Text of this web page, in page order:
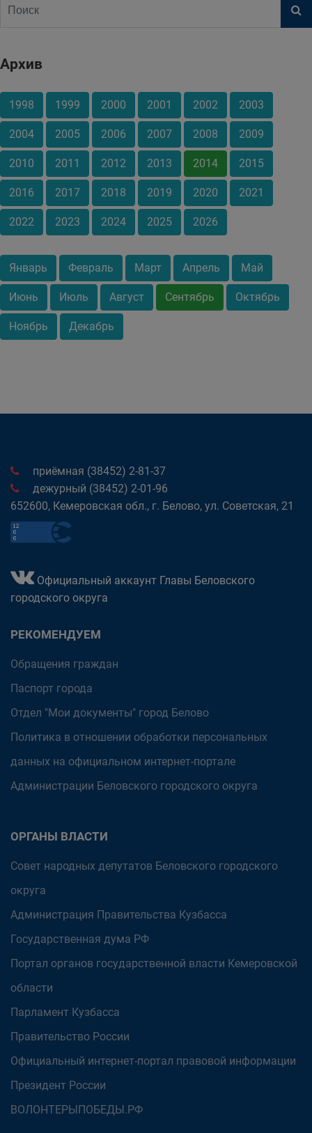
Архив
1998 1999 2000 2001 2002 2003
2004 2005 2006 2007 2008 2009
2010 2011 2012 2013 2014 2015
2016 2017 2018 2019 2020 2021
2022 2023 2024 2025 2026
Январь Февраль Март Апрель Май
Июнь Июль Август Сентябрь Октябрь
Ноябрь Декабрь
приёмная (38452) 2-81-37
дежурный (38452) 2-01-96
652600, Кемеровская обл., г. Белово, ул. Советская, 21
Официальный аккаунт Главы Беловского
городского округа
РЕКОМЕНДУЕМ
Обращения граждан
Паспорт города
Отдел "Мои документы" город Белово
Политика в отношении обработки персональных
данных на официальном интернет-портале
Администрации Беловского городского округа
ОРГАНЫ ВЛАСТИ
Совет народных депутатов Беловского городского
округа
Администрация Правительства Кузбасса
Государственная дума РФ
Портал органов государственной власти Кемеровской
области
Парламент Кузбасса
Правительство России
Официальный интернет-портал правовой информации
Президент России
ВОЛОНТЕРЫПОБЕДЫ.РФ